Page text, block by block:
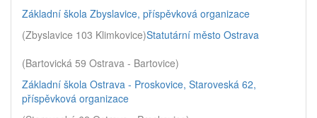
Základní škola Zbyslavice, příspěvková organizace
(Zbyslavice 103 Klimkovice)Statutární město Ostrava
(Bartovická 59 Ostrava - Bartovice)
Základní škola Ostrava - Proskovice, Staroveská 62,
příspěvková organizace